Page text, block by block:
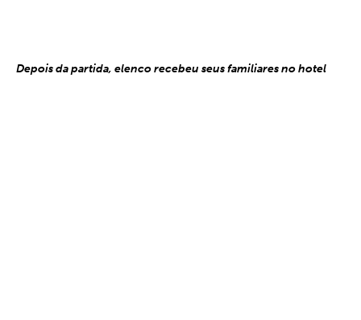
Depois da partida, elenco recebeu seus familiares no hotel